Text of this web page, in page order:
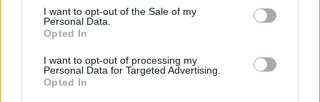
consent section.
I want to opt-out of the Sale of my
Personal Data.
Opted In
I want to opt-out of processing my
Personal Data for Targeted Advertising.
Opted In
lőtt gólja mögött
A Fradi gólszerzőjének neve nagyon is ismerős lehet Madridban és
múlt miatt.
2026.08.09.